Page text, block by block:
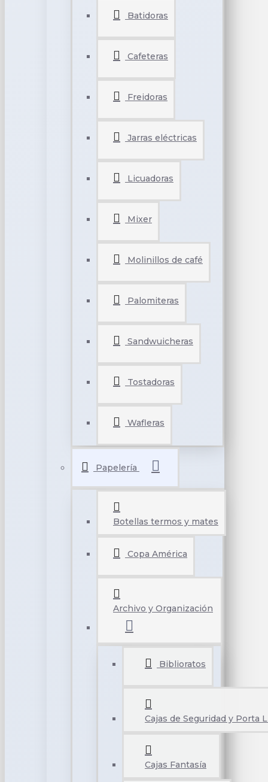
Batidoras
Cafeteras
Freidoras
Jarras eléctricas
Licuadoras
Mixer
Molinillos de café
Palomiteras
Sandwuicheras
Tostadoras
Wafleras
Papelería
Botellas termos y mates
Copa América
Archivo y Organización
Biblioratos
Cajas de Seguridad y Porta
Cajas Fantasía